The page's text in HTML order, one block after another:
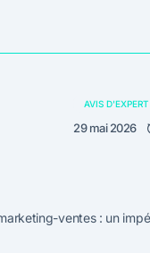
AVIS D'EXPERT
29 mai 2026
ventes : un